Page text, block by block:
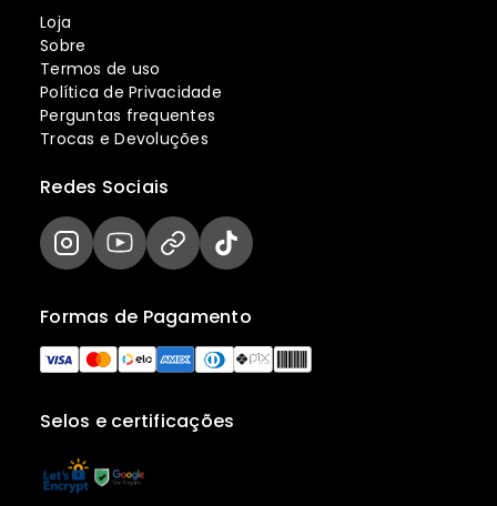
Loja
Sobre
Termos de uso
Política de Privacidade
Perguntas frequentes
Trocas e Devoluções
Selos e certificações
Formas de Pagamento
Redes Sociais